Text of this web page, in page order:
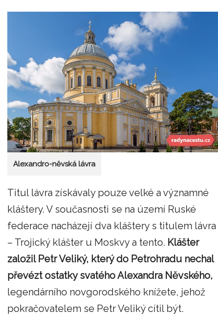
Alexandro-něvská lávra
Titul lávra získávaly pouze velké a významné
kláštery. V současnosti se na území Ruské
federace nacházejí dva kláštery s titulem lávra
– Trojický klášter u Moskvy a tento. Klášter
založil Petr Veliký, který do Petrohradu nechal
převézt ostatky svatého Alexandra Něvského,
legendárního novgorodského knížete, jehož
pokračovatelem se Petr Veliký cítil být.